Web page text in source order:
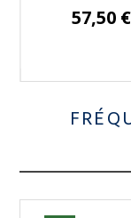
57,50 €